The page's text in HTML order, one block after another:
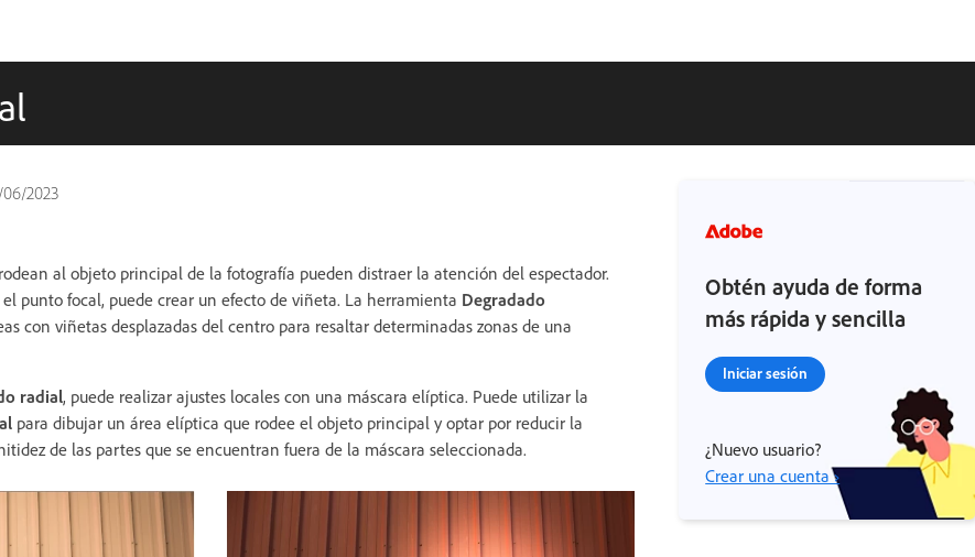
06/2023
al objeto principal de la fotografía pueden distraer la atención del espectador.
punto focal, puede crear un efecto de viñeta. La herramienta Degradado
con viñetas desplazadas del centro para resaltar determinadas zonas de una
radial, puede realizar ajustes locales con una máscara elíptica. Puede utilizar la
para dibujar un área elíptica que rodee el objeto principal y optar por reducir la
de las partes que se encuentran fuera de la máscara seleccionada.
Obtén ayuda de forma
más rápida y sencilla
Iniciar sesión
¿Nuevo usuario?
Crear una cuenta ›